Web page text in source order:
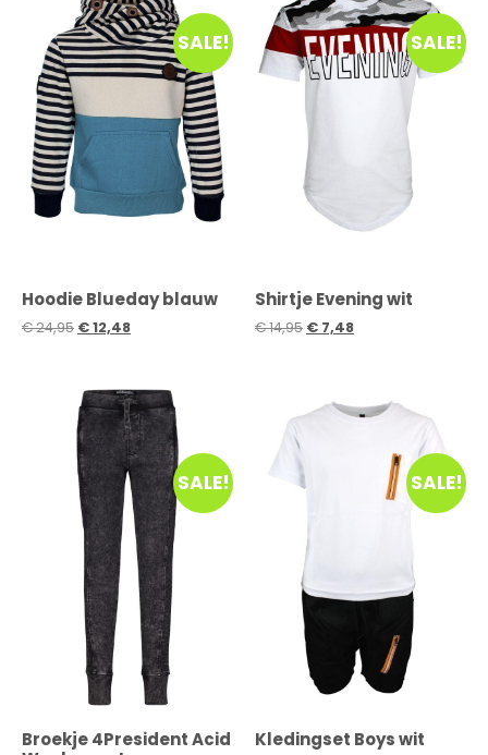
SALE!
Hoodie Blueday blauw
€24,95 €12,48
SALE!
Shirtje Evening wit
€14,95 € 7,48
SALE!
Broekje 4President Acid
SALE!
Kledingset Boys wit